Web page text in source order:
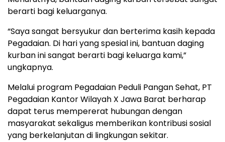
berarti bagi keluarganya.
“Saya sangat bersyukur dan berterima kasih kepada
Pegadaian. Di hari yang spesial ini, bantuan daging
kurban ini sangat berarti bagi keluarga kami,”
ungkapnya.
Melalui program Pegadaian Peduli Pangan Sehat, PT
Pegadaian Kantor Wilayah X Jawa Barat berharap
dapat terus mempererat hubungan dengan
masyarakat sekaligus memberikan kontribusi sosial
yang berkelanjutan di lingkungan sekitar.